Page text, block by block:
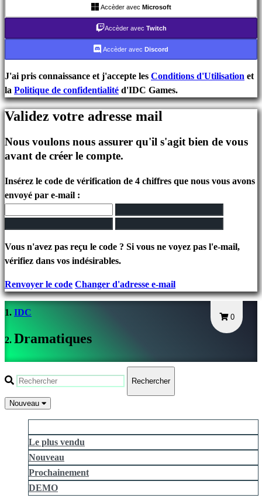
Actualités
Forums
IDC
Plays
IDC
Gifts
FAQ
Compte
S'inscrire
Se
connecter
Mot
passe
oublié?
de
langue
AR
BS
Accèder avec Microsoft
Accèder avec Twitch
Accèder avec Discord
J'ai pris connaissance et j'accepte les Conditions d'Utilisation et
la Politique de confidentialité d'IDC Games.
Validez votre adresse mail
Nous voulons nous assurer qu'il s'agit bien de vous
avant de créer le compte.
Insérez le code de vérification de 4 chiffres que nous vous avons
envoyé par e-mail :
Vous n'avez pas reçu le code ? Si vous ne voyez pas l'e-mail,
vérifiez dans vos indésirables.
Renvoyer le code Changer d'adresse e-mail
0
IDC
Dramatiques
Rechercher
Nouveau
Le plus vendu
Nouveau
Prochainement
DEMO